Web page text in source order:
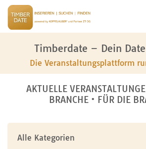
Timberdate – Dein
Die Veranstaltungsplattform
AKTUELLE
BRANCHE • FÜR DIE
Alle Kategorien